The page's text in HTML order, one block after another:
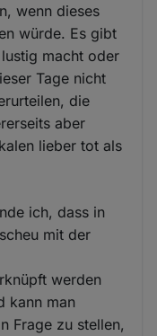
wenn dieses
würde. Es gibt
macht oder
Tage nicht
die
aber
lieber tot als
ich, dass in
mit der
werden
kann man
Frage zu stellen,